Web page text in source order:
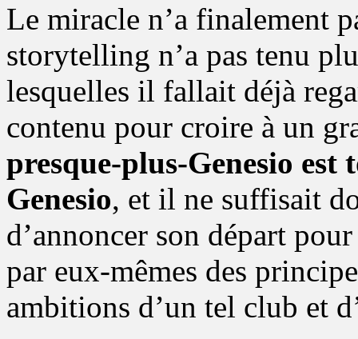
Le miracle n’a finalement
storytelling n’a pas tenu
lesquelles il fallait déjà
contenu pour croire à un
presque-plus-Genesio est
Genesio, et il ne suffisait
d’annoncer son départ
par eux-mêmes des
ambitions d’un tel club et